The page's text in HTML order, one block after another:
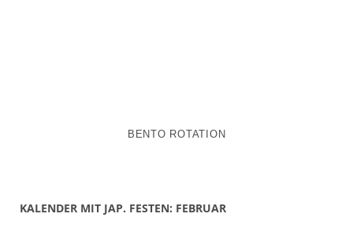
BENTO ROTATION
KALENDER MIT JAP. FESTEN: FEBRUAR